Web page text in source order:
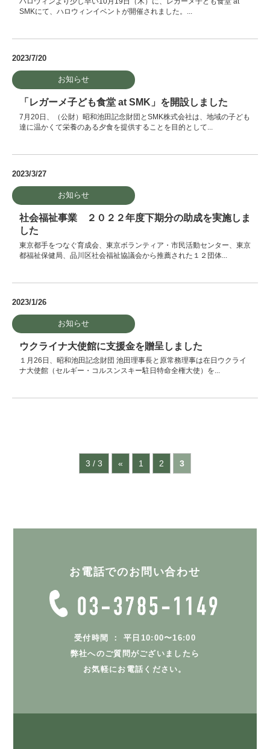
SMKにて、ハロウィンイベントが開催されました。...
2023/7/20
お知らせ
「レガーメ子ども食堂 at SMK」を開設しました
7月20日、（公財）昭和池田記念財団とSMK株式会社は、地域の子ども
達に温かくて栄養のある夕食を提供することを目的として...
2023/3/27
お知らせ
社会福祉事業 ２０２２年度下期分の助成を実施しま
した
東京都手をつなぐ育成会、東京ボランティア・市民活動センター、東京
都福祉保健局、品川区社会福祉協議会から推薦された１２団体...
2023/1/26
お知らせ
ウクライナ大使館に支援金を贈呈しました
１月26日、昭和池田記念財団 池田理事長と原常務理事は在日ウクライ
ナ大使館（セルギー・コルスンスキー駐日特命全権大使）を...
3 / 3 « 1 2 3
お電話でのお問い合わせ
受付時間 ： 平日10:00〜16:00
弊社へのご質問がございましたら
お気軽にお電話ください。